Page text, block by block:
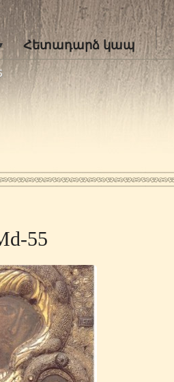
Հետադարձ կապ
55